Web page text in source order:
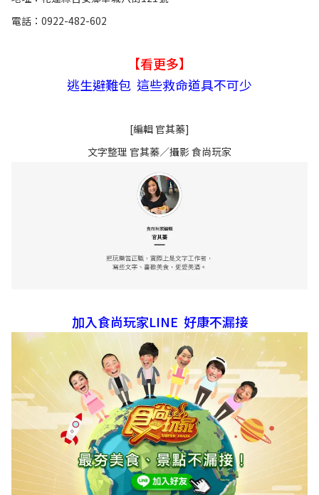
電話：0922-482-602
【看更多】
逃生避難包 這些救命道具不可少
[編輯 官其蓁]
文字整理 官其蓁／攝影 食尚玩家
加入食尚玩家LINE 好康不漏接